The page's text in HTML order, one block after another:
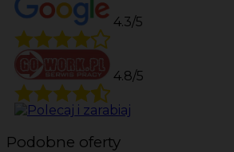
4.3/5
4.8/5
Podobne oferty